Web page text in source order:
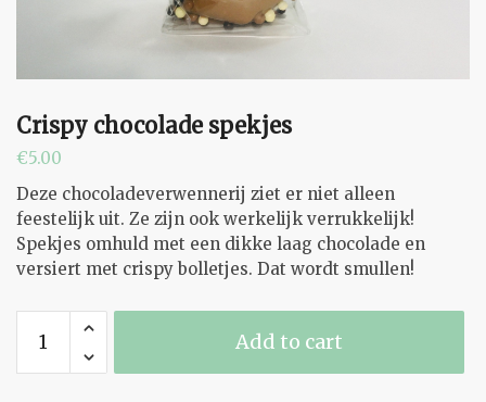
Crispy chocolade spekjes
€5.00
Deze chocoladeverwennerij ziet er niet alleen
feestelijk uit. Ze zijn ook werkelijk verrukkelijk!
Spekjes omhuld met een dikke laag chocolade en
versiert met crispy bolletjes. Dat wordt smullen!
chocolade
spekjes
Add to cart